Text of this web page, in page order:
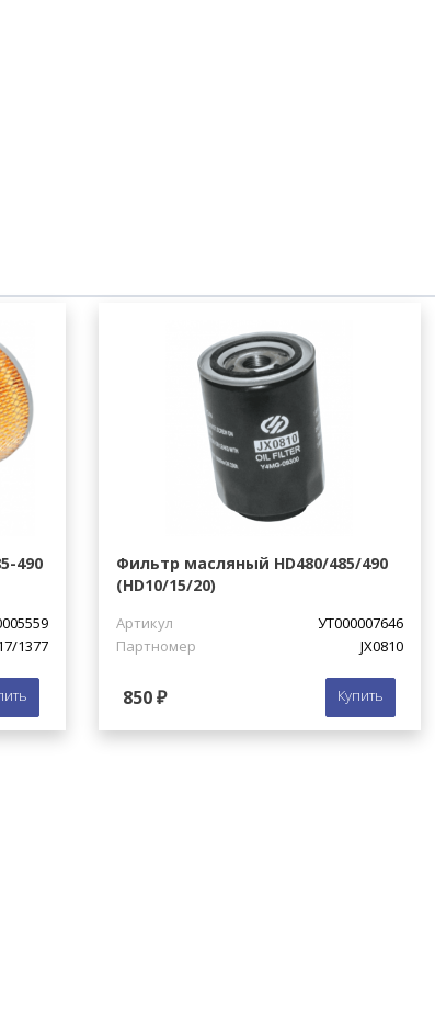
490
1377
Фильтр масляный HD480/485/490
(HD10/15/20)
Артикул
УТ000007646
Партномер
JX0810
850 ₽ Купить